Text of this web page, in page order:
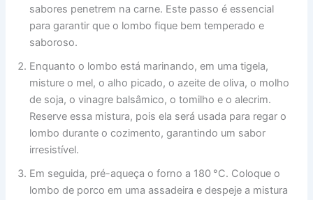
sabores penetrem na carne. Este passo é essencial
para garantir que o lombo fique bem temperado e
saboroso.
Enquanto o lombo está marinando, em uma tigela,
misture o mel, o alho picado, o azeite de oliva, o molho
de soja, o vinagre balsâmico, o tomilho e o alecrim.
Reserve essa mistura, pois ela será usada para regar o
lombo durante o cozimento, garantindo um sabor
irresistível.
Em seguida, pré-aqueça o forno a 180 °C. Coloque o
lombo de porco em uma assadeira e despeje a mistura